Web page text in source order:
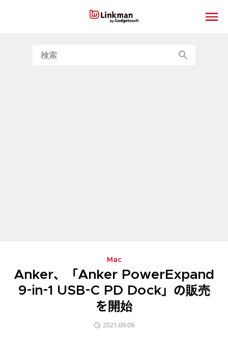
Mac
Anker、「Anker PowerExpand
9-in-1 USB-C PD Dock」の販売
を開始
2021.09.09